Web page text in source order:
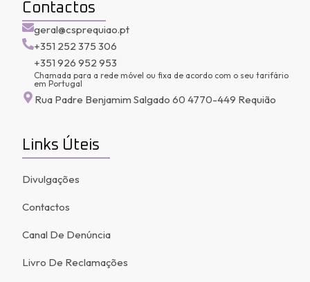
Contactos
geral@csprequiao.pt
+351 252 375 306
+351 926 952 953
Chamada para a rede móvel ou fixa de acordo com o seu tarifário
em Portugal
Rua Padre Benjamim Salgado 60 4770-449 Requião
Links Úteis
Divulgações
Contactos
Canal De Denúncia
Livro De Reclamações